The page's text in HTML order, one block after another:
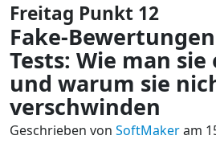
Freitag Punkt 12
Fake-
Tests: Wie man
und warum sie
verschwinden
Geschrieben von SoftMakeram